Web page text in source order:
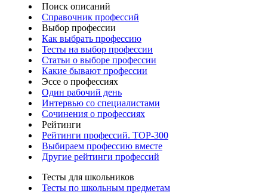
Поиск описаний
Справочник профессий
Выбор профессии
Как выбрать профессию
Тесты на выбор профессии
Статьи о выборе профессии
Какие бывают профессии
Эссе о профессиях
Один рабочий день
Интервью со специалистами
Сочинения о профессиях
Рейтинги
Рейтинги профессий. TOP-300
Выбираем профессию вместе
Другие рейтинги профессий
Тесты для школьников
Тесты по школьным предметам